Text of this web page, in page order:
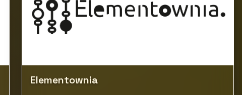
Elementownia